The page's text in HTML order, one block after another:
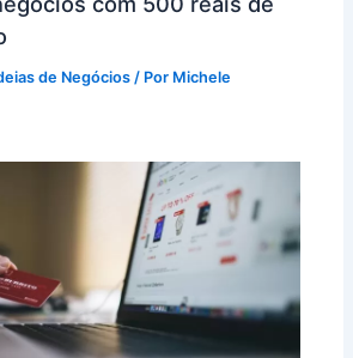
de Negócios/ Por Michele